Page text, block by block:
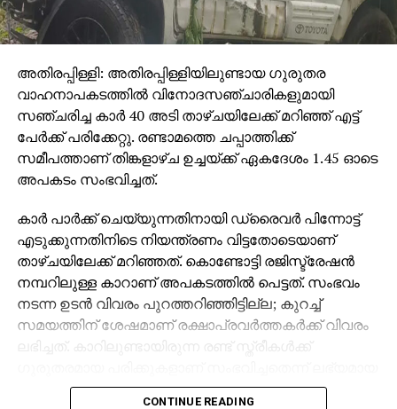
അതിരപ്പിള്ളി: അതിരപ്പിള്ളിയിലുണ്ടായ ഗുരുതര
വാഹനാപകടത്തില്‍ വിനോദസഞ്ചാരികളുമായി
സഞ്ചരിച്ച കാര്‍ 40 അടി താഴ്ചയിലേക്ക് മറിഞ്ഞ് എട്ട്
പേര്‍ക്ക് പരിക്കേറ്റു. രണ്ടാമത്തെ ചപ്പാത്തിക്ക്
സമീപത്താണ് തിങ്കളാഴ്ച ഉച്ചയ്ക്ക് ഏകദേശം 1.45 ഓടെ
അപകടം സംഭവിച്ചത്.
കാര്‍ പാര്‍ക്ക് ചെയ്യുന്നതിനായി ഡ്രൈവര്‍ പിന്നോട്ട്
എടുക്കുന്നതിനിടെ നിയന്ത്രണം വിട്ടതോടെയാണ്
താഴ്ചയിലേക്ക് മറിഞ്ഞത്. കൊണ്ടോട്ടി രജിസ്ട്രേഷന്‍
നമ്പറിലുള്ള കാറാണ് അപകടത്തില്‍ പെട്ടത്. സംഭവം
നടന്ന ഉടന്‍ വിവരം പുറത്തറിഞ്ഞിട്ടില്ല; കുറച്ച്
സമയത്തിന് ശേഷമാണ് രക്ഷാപ്രവര്‍ത്തകര്‍ക്ക് വിവരം
ലഭിച്ചത്. കാറിലുണ്ടായിരുന്ന രണ്ട് സ്ത്രീകള്‍ക്ക്
വിവരങ്ങള്‍ വ്യക്തമാക്കുന്നു.
CONTINUE READING